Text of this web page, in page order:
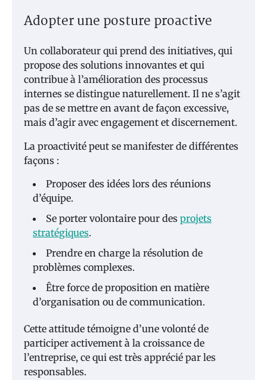
Adopter une posture proactive
Un collaborateur qui prend des initiatives, qui
propose des solutions innovantes et qui
contribue à l’amélioration des processus
internes se distingue naturellement. Il ne s’agit
pas de se mettre en avant de façon excessive,
mais d’agir avec engagement et discernement.
La proactivité peut se manifester de différentes
façons :
Proposer des idées lors des réunions
d’équipe.
Se porter volontaire pour des projets
stratégiques.
Prendre en charge la résolution de
problèmes complexes.
Être force de proposition en matière
d’organisation ou de communication.
Cette attitude témoigne d’une volonté de
participer activement à la croissance de
l’entreprise, ce qui est très apprécié par les
responsables.